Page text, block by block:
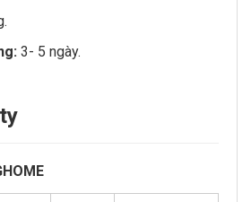
3- 5 ngày.